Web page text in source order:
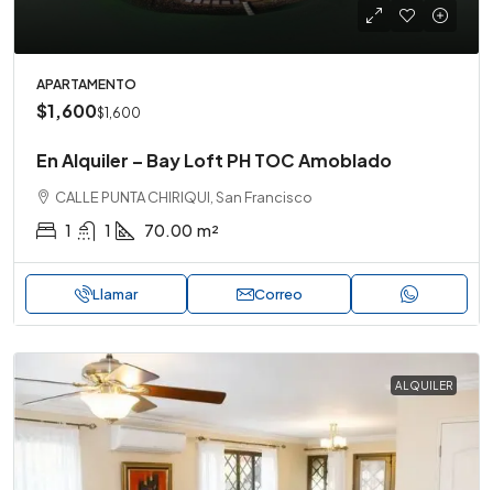
APARTAMENTO
$1,600$1,600
En Alquiler – Bay Loft PH TOC Amoblado
CALLE PUNTA CHIRIQUI, San Francisco
1 1 70.00 m²
Llamar Correo
ALQUILER